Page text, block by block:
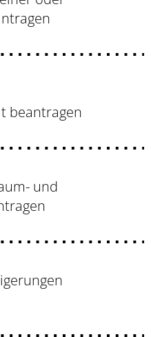
beantragen
und